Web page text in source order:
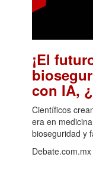
¡El
con IA,
Científicos
era en
bioseguridad y
Debate.com.mx